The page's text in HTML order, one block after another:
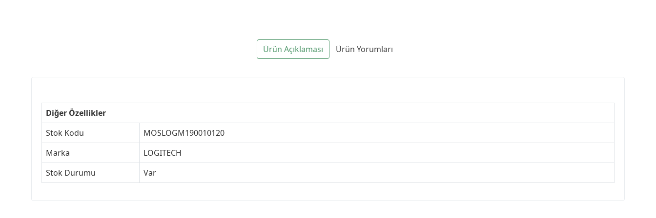
Ürün Açıklaması Ürün Yorumları
Diğer Özellikler
Stok Kodu
MOSLOGM190010120
Marka
LOGITECH
Stok Durumu
Var